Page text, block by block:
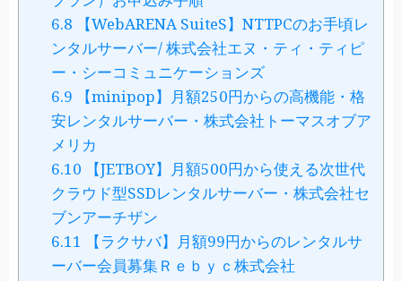
6.8 【WebARENA SuiteS】NTTPCのお手頃レ
ンタルサーバー/ 株式会社エヌ・ティ・ティピ
ー・シーコミュニケーションズ
6.9 【minipop】月額250円からの高機能・格
安レンタルサーバー・株式会社トーマスオブア
メリカ
6.10 【JETBOY】月額500円から使える次世代
クラウド型SSDレンタルサーバー・株式会社セ
ブンアーチザン
6.11 【ラクサバ】月額99円からのレンタルサ
ーバー会員募集Ｒｅｂｙｃ株式会社